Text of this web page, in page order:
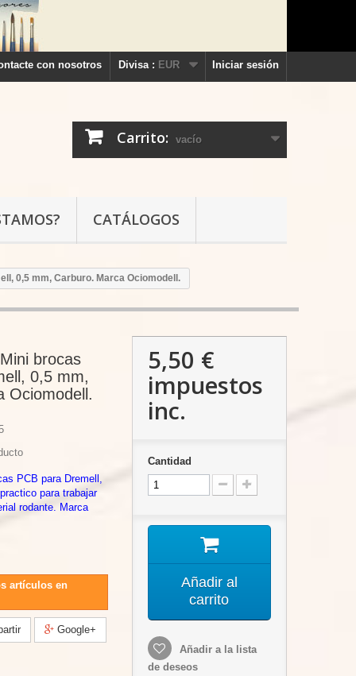
Iniciar sesión
Divisa : EUR
con nosotros
Carrito: vacío
CATÁLOGOS
0,5 mm, Carburo. Marca Ociomodell.
brocas
0,5 mm,
Ociomodell.
PCB para Dremell,
para trabajar
rodante. Marca
artículos en
Google+
5,50 €
impuestos
inc.
Cantidad
Añadir al
carrito
Añadir a la lista
de deseos